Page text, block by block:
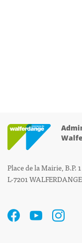
Place de la Mairie, B.P. 1
L-7201 WALFERDANGE